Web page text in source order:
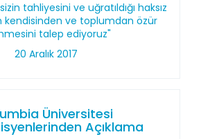
tahliyesini ve uğratıldığı haksız
ve toplumdan özür
talep ediyoruz"
20 Aralık 2017
Üniversitesi
Açıklama